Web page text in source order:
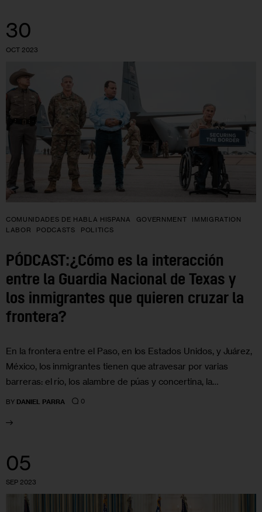
30
OCT 2023
COMUNIDADES DE HABLA HISPANA GOVERNMENT
IMMIGRATION
LABOR
PODCASTS POLITICS
PÓDCAST:¿Cómo es la interacción
entre la Guardia Nacional de Texas y
los inmigrantes que quieren cruzar la
frontera?
En la frontera entre el Paso, en los Estados Unidos, y Juárez,
México, los inmigrantes tienen que atravesar por varias
barreras: el río, los alambre de púas y concertina, la…
BY DANIEL PARRA 0
05
SEP 2023